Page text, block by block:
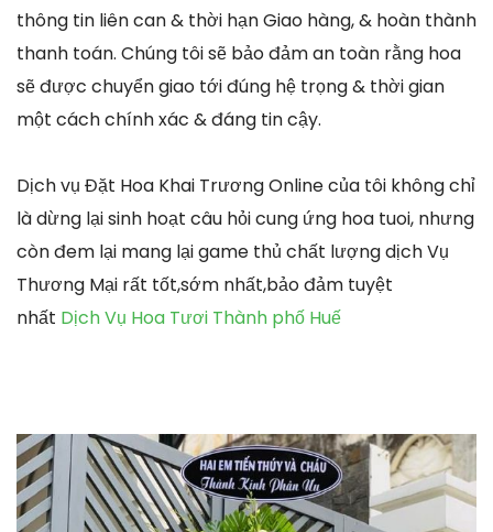
thông tin liên can & thời hạn Giao hàng, & hoàn thành
thanh toán. Chúng tôi sẽ bảo đảm an toàn rằng hoa
sẽ được chuyển giao tới đúng hệ trọng & thời gian
một cách chính xác & đáng tin cậy.
Dịch vụ Đặt Hoa Khai Trương Online của tôi không chỉ
là dừng lại sinh hoạt câu hỏi cung ứng hoa tuoi, nhưng
còn đem lại mang lại game thủ chất lượng dịch Vụ
Thương Mại rất tốt,sớm nhất,bảo đảm tuyệt
nhất Dịch Vụ Hoa Tươi Thành phố Huế